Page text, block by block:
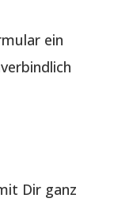
ein
Dir ganz